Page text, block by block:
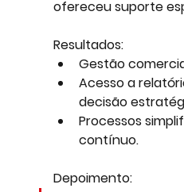
ofereceu suporte
Resultados:
Gestão
Acesso a
decisão
Processos
contínuo.
Depoimento: